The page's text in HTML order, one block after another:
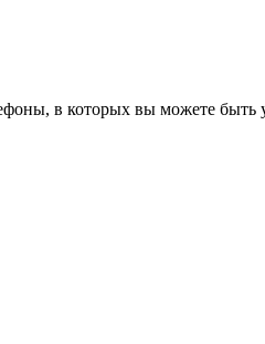
в которых вы можете быть